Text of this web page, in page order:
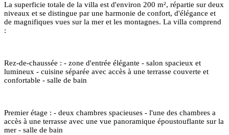
La superficie totale de la villa est d'environ 200 m², répartie sur deux
niveaux et se distingue par une harmonie de confort, d'élégance et
de magnifiques vues sur la mer et les montagnes. La villa comprend
:
Rez-de-chaussée : - zone d'entrée élégante - salon spacieux et
lumineux - cuisine séparée avec accès à une terrasse couverte et
confortable - salle de bain
Premier étage : - deux chambres spacieuses - l'une des chambres a
accès à une terrasse avec une vue panoramique époustouflante sur la
mer - salle de bain